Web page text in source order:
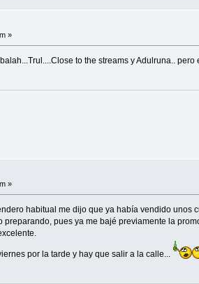
»
to the streams y Adulruna.. pero
»
habitual me dijo que ya había vendido
pues ya me bajé previamente la
por la tarde y hay que salir a la calle...